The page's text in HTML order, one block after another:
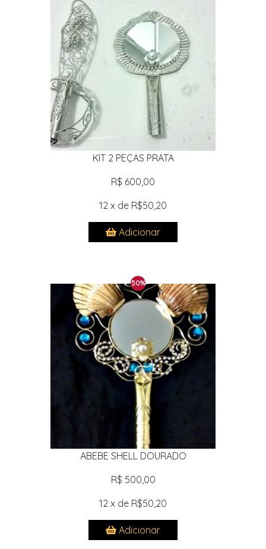
KIT 2 PEÇAS PRATA
R$ 600,00
12 x de R$50,20
Adicionar
50%
ABEBE SHELL DOURADO
R$ 500,00
12 x de R$50,20
Adicionar